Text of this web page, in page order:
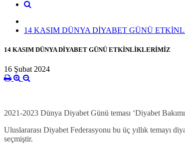
14 KASIM DÜNYA DİYABET GÜNÜ
14 KASIM DÜNYA DİYABET GÜNÜ ETKİNLİKLERİMİZ
16 Şubat 2024
DÜNYA
2021-2023 Dünya Diyabet Günü teması ‘Diyabet
Uluslararası Diyabet Federasyonu bu üç yıllık temayı
seçmiştir.